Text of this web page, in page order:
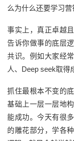
么为什么还要学习营
事实上，真正卓越
告诉你做事的底层
共识。例如大家经
人、Deep seek取得
抓住最根本不变的
基础上一层一层地
能成功。今天有很
的雕花部分，学各